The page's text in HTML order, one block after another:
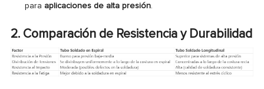
para aplicaciones de alta presión.
2. Comparación de Resistencia y Durabilidad